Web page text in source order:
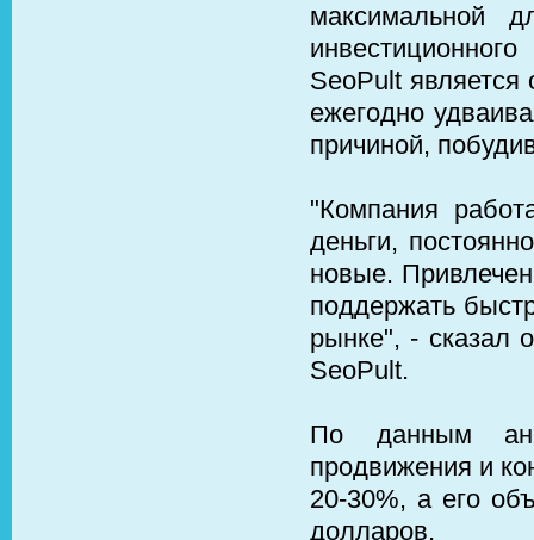
максимальной
SeoPult является
ежегодно
причиной,
"Компания
деньги,
новые.
поддержать
рынке", - сказал
SeoPult.
По данным
продвижения и
20-30%, а его
долларов.